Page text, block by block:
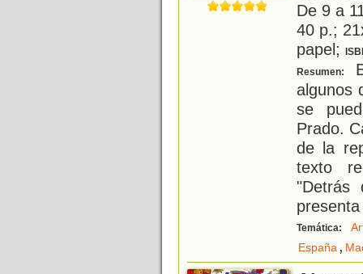
De 9 a
40 p.;
papel;
Resumen:
algunos
se
Prado.
de la
texto
"Detrás
Temática:
España,